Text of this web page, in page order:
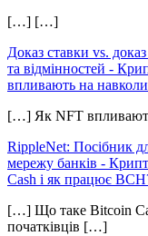
[…] […]
Доказ ставки vs.
та відмінностей -
впливають на
[…] Як NFT
RippleNet: Посібник
мережу банків -
Cash і як працює
[…] Що таке Bitcoin
початківців […]